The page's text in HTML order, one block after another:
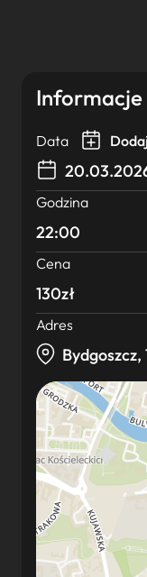
Informacje
Data
Godzina
22:00
Cena
130zł
Adres
Bydgoszcz,